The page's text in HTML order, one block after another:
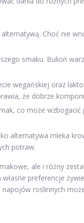
Choć nie
smaku. Bulion
wegańskiej oraz
że dobrze
co może wzbogacić
alternatywa mleka
potraw.
ale i różny
preferencje
roślinnych